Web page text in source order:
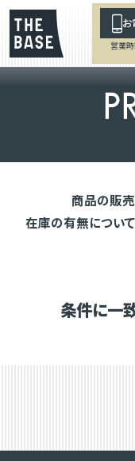
お
営業
P
商品の販売
在庫の有無につい
条件に一